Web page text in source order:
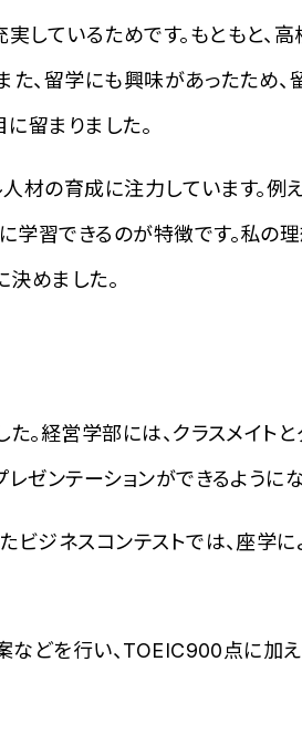
ているためです。もともと、
、留学にも興味があったため
留まりました。
材の育成に注力しています。例
習できるのが特徴です。私の
めました。
。経営学部には、クラスメイト
ゼンテーションができるようにな
ビジネスコンテストでは、座学
どを行い、TOEIC900点に加え